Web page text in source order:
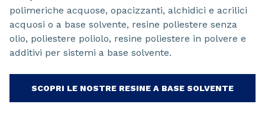
polimeriche acquose, opacizzanti, alchidici e acrilici
acquosi o a base solvente, resine poliestere senza
olio, poliestere poliolo, resine poliestere in polvere e
additivi per sistemi a base solvente.
SCOPRI LE NOSTRE RESINE A BASE SOLVENTE